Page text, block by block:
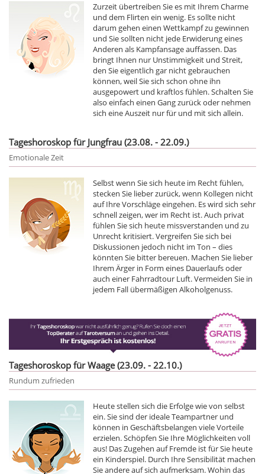
Zurzeit übertreiben Sie es mit Ihrem Charme
und dem Flirten ein wenig. Es sollte nicht
darum gehen einen Wettkampf zu gewinnen
und Sie sollten nicht jede Erwiderung eines
Anderen als Kampfansage auffassen. Das
bringt Ihnen nur Unstimmigkeit und Streit,
den Sie eigentlich gar nicht gebrauchen
können, weil Sie sich schon ohne ihn
ausgepowert und kraftlos fühlen. Schalten Sie
also einfach einen Gang zurück oder nehmen
sich eine Auszeit nur für und mit sich allein.
Tageshoroskop für Jungfrau (23.08. - 22.09.)
Emotionale Zeit
Selbst wenn Sie sich heute im Recht fühlen,
stecken Sie lieber zurück, wenn Kollegen nicht
auf Ihre Vorschläge eingehen. Es wird sich sehr
schnell zeigen, wer im Recht ist. Auch privat
fühlen Sie sich heute missverstanden und zu
Unrecht kritisiert. Vergreifen Sie sich bei
Diskussionen jedoch nicht im Ton – dies
könnten Sie bitter bereuen. Machen Sie lieber
Ihrem Ärger in Form eines Dauerlaufs oder
auch einer Fahrradtour Luft. Vermeiden Sie in
jedem Fall übermäßigen Alkoholgenuss.
Tageshoroskop für Waage (23.09. - 22.10.)
Rundum zufrieden
Heute stellen sich die Erfolge wie von selbst
ein. Sie sind der ideale Teampartner und
können in Geschäftsbelangen viele Vorteile
erzielen. Schöpfen Sie Ihre Möglichkeiten voll
aus! Das Zugehen auf Fremde ist für Sie heute
ein Kinderspiel. Durch Ihre Sensibilität machen
Sie andere auf sich aufmerksam. Wohin das